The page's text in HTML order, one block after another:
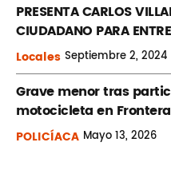
PRESENTA CARLOS
CIUDADANO PARA
Locales Septiembre2, 2024
Grave menor tras
motocicleta en Frontera
POLICÍACA Mayo13, 2026